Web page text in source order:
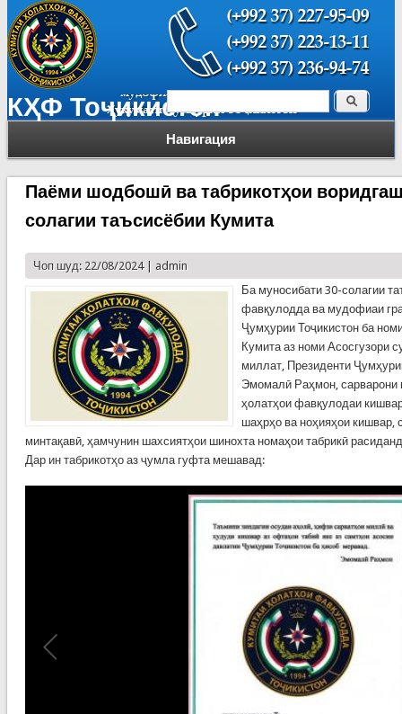
КҲФ Тоҷикистон
Навигация
Форма поиска Поиск
Паёми шодбошӣ ва табрикотҳои
солагии таъсисёбии Кумита
Чоп шуд: 22/08/2024 | admin
Ба муносибати 30-солагии
фавқулодда ва мудофиаи
Ҷумҳурии Тоҷикистон ба
Кумита аз номи Асосгузори
миллат, Президенти
Эмомалӣ Раҳмон, сарварони
ҳолатҳои фавқулодаи
шаҳрҳо ва ноҳияҳои кишвар,
минтақавӣ, ҳамчунин шахсиятҳои шинохта номаҳои табрикӣ
Дар ин табрикотҳо аз ҷумла гуфта мешавад: